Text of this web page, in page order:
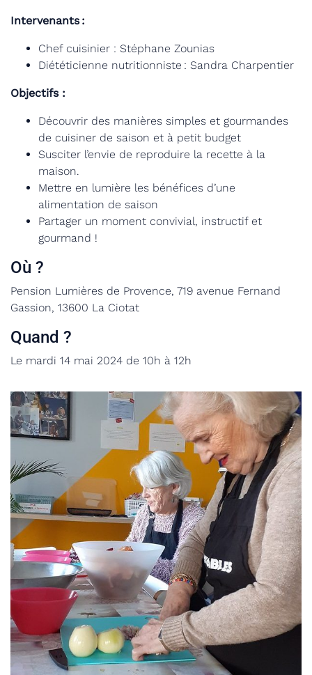
Intervenants :
Chef cuisinier : Stéphane Zounias
Diététicienne nutritionniste : Sandra Charpentier
Objectifs :
Découvrir des manières simples et gourmandes
de cuisiner de saison et à petit budget
Susciter l’envie de reproduire la recette à la
maison.
Mettre en lumière les bénéfices d’une
alimentation de saison
Partager un moment convivial, instructif et
gourmand !
Où ?
Pension Lumières de Provence, 719 avenue Fernand
Gassion, 13600 La Ciotat
Quand ?
Le mardi 14 mai 2024 de 10h à 12h